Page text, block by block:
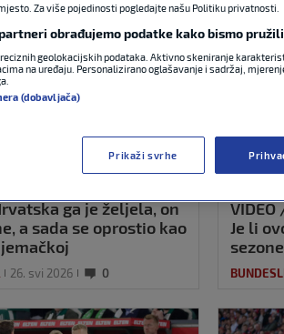
ga je željela, on
a sada se oprostio kao
26. svi 2026 0
Je li
Za više pojedinosti pogledajte našu Politiku privatnosti.
obrađujemo podatke kako bismo
geolokacijskih podataka. Aktivno skeniranje
na uređaju. Personalizirano oglašavanje i sadržaj,
(dobavljača)
Prikaži svrhe